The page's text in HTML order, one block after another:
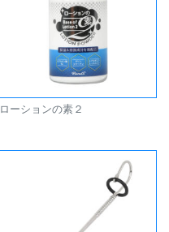
ローションの素２